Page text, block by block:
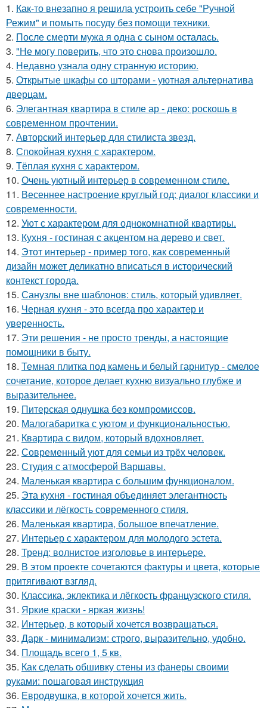
1. Как-то внезапно я решила устроить себе "Ручной
Режим" и помыть посуду без помощи техники.
2. После смерти мужа я одна с сыном осталась.
3. "Не могу поверить, что это снова произошло.
4. Недавно узнала одну странную историю.
5. Открытые шкафы со шторами - уютная альтернатива
дверцам.
6. Элегантная квартира в стиле ар - деко: роскошь в
современном прочтении.
7. Авторский интерьер для стилиста звезд.
8. Спокойная кухня с характером.
9. Тёплая кухня с характером.
10. Очень уютный интерьер в современном стиле.
11. Весеннее настроение круглый год: диалог классики и
современности.
12. Уют с характером для однокомнатной квартиры.
13. Кухня - гостиная с акцентом на дерево и свет.
14. Этот интерьер - пример того, как современный
дизайн может деликатно вписаться в исторический
контекст города.
15. Санузлы вне шаблонов: стиль, который удивляет.
16. Черная кухня - это всегда про характер и
уверенность.
17. Эти решения - не просто тренды, а настоящие
помощники в быту.
18. Темная плитка под камень и белый гарнитур - смелое
сочетание, которое делает кухню визуально глубже и
выразительнее.
19. Питерская однушка без компромиссов.
20. Малогабаритка с уютом и функциональностью.
21. Квартира с видом, который вдохновляет.
22. Современный уют для семьи из трёх человек.
23. Студия с атмосферой Варшавы.
24. Маленькая квартира с большим функционалом.
25. Эта кухня - гостиная объединяет элегантность
классики и лёгкость современного стиля.
26. Маленькая квартира, большое впечатление.
27. Интерьер с характером для молодого эстета.
28. Тренд: волнистое изголовье в интерьере.
29. В этом проекте сочетаются фактуры и цвета, которые
притягивают взгляд.
30. Классика, эклектика и лёгкость французского стиля.
31. Яркие краски - яркая жизнь!
32. Интерьер, в который хочется возвращаться.
33. Дарк - минимализм: строго, выразительно, удобно.
34. Площадь всего 1, 5 кв.
35. Как сделать обшивку стены из фанеры своими
руками: пошаговая инструкция
36. Евродвушка, в которой хочется жить.